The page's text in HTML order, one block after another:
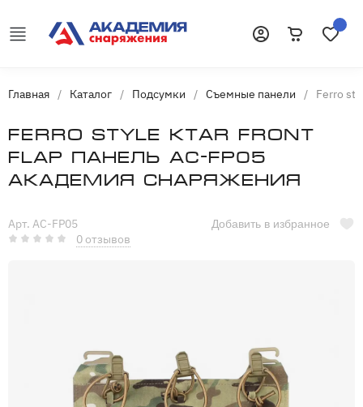
Главная / Каталог / Подсумки / Съемные панели / Ferro
Ferro style KTAR Front
Flap панель AC-FP05
Академия Снаряжения
Арт. AC-FP05
0 отзывов
Добавить в избранное